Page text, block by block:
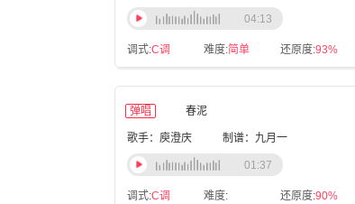
调式:C调 难度:简单 还原度:93%
04:13
弹唱 春泥
歌手：庾澄庆 制谱：九月一
调式:C调 难度: 还原度:90%
01:37